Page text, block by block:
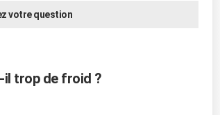
votre question
trop de froid ?